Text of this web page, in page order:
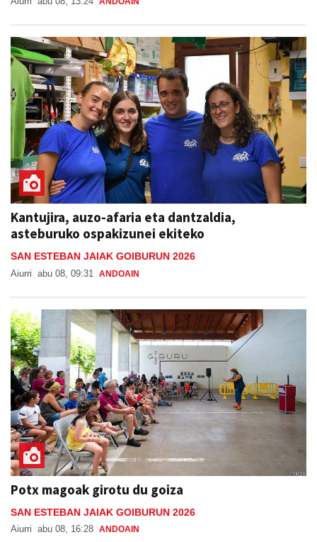
Kantujira, auzo-afaria eta dantzaldia,
asteburuko ospakizunei ekiteko
SAN ESTEBAN JAIAK GOIBURUN 2026
Aiurri abu 08, 09:31 ANDOAIN
Potx magoak girotu du goiza
SAN ESTEBAN JAIAK GOIBURUN 2026
Aiurri abu 08, 16:28 ANDOAIN